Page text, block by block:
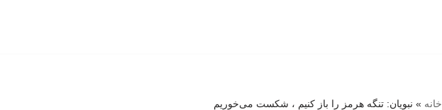
خانه » نبویان: تنگه هرمز را باز کنیم ، شکست می‌خوریم